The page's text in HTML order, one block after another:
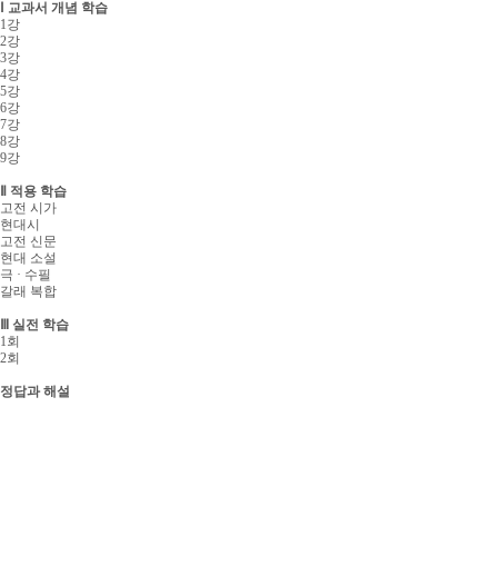
Ⅰ 교과서 개념 학습
1강
2강
3강
4강
5강
6강
7강
8강
9강
Ⅱ 적용 학습
고전 시가
현대시
고전 신문
현대 소설
극 · 수필
갈래 복합
Ⅲ 실전 학습
1회
2회
정답과 해설